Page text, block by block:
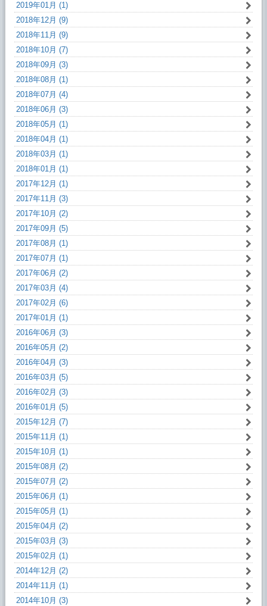
2019年01月 (1)
2018年12月 (9)
2018年11月 (9)
2018年10月 (7)
2018年09月 (3)
2018年08月 (1)
2018年07月 (4)
2018年06月 (3)
2018年05月 (1)
2018年04月 (1)
2018年03月 (1)
2018年01月 (1)
2017年12月 (1)
2017年11月 (3)
2017年10月 (2)
2017年09月 (5)
2017年08月 (1)
2017年07月 (1)
2017年06月 (2)
2017年03月 (4)
2017年02月 (6)
2017年01月 (1)
2016年06月 (3)
2016年05月 (2)
2016年04月 (3)
2016年03月 (5)
2016年02月 (3)
2016年01月 (5)
2015年12月 (7)
2015年11月 (1)
2015年10月 (1)
2015年08月 (2)
2015年07月 (2)
2015年06月 (1)
2015年05月 (1)
2015年04月 (2)
2015年03月 (3)
2015年02月 (1)
2014年12月 (2)
2014年11月 (1)
2014年10月 (3)